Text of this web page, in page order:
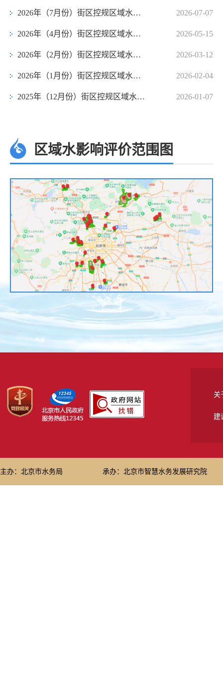
2026年（7月份）街区控规区域水影响评价审查情况公告 2026-07-07
2026年（4月份）街区控规区域水影响评价审查情况公告 2026-05-15
2026年（2月份）街区控规区域水影响评价审查情况公告 2026-03-12
2026年（1月份）街区控规区域水影响评价审查情况公告 2026-02-04
2025年（12月份）街区控规区域水影响评价审查情况公告 2026-01-07
区域水影响评价范围图
关
建
主办：北京市水务局 承办：北京市智慧水务发展研究院